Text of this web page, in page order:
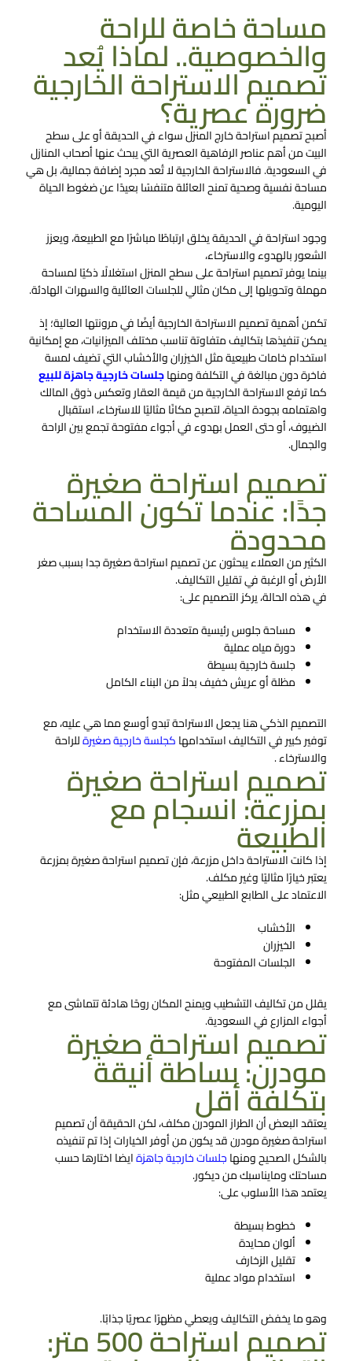
مساحة خاصة للراحة
والخصوصية.. لماذا يُعد
تصميم الاستراحة الخارجية
ضرورة عصرية؟
أصبح تصميم استراحة خارج المنزل سواء في الحديقة أو على سطح
البيت من أهم عناصر الرفاهية العصرية التي يبحث عنها أصحاب المنازل
في السعودية. فالاستراحة الخارجية لا تُعد مجرد إضافة جمالية، بل هي
مساحة نفسية وصحية تمنح العائلة متنفسًا بعيدًا عن ضغوط الحياة
اليومية.
وجود استراحة في الحديقة يخلق ارتباطًا مباشرًا مع الطبيعة، ويعزز
الشعور بالهدوء والاسترخاء،
بينما يوفر تصميم استراحة على سطح المنزل استغلالًا ذكيًا لمساحة
مهملة وتحويلها إلى مكان مثالي للجلسات العائلية والسهرات الهادئة.
تكمن أهمية تصميم الاستراحة الخارجية أيضًا في مرونتها العالية؛ إذ
يمكن تنفيذها بتكاليف متفاوتة تناسب مختلف الميزانيات، مع إمكانية
استخدام خامات طبيعية مثل الخيزران والأخشاب التي تضيف لمسة
فاخرة دون مبالغة في التكلفة ومنهاجلسات خارجية جاهزة للبيع
كما ترفع الاستراحة الخارجية من قيمة العقار وتعكس ذوق المالك
واهتمامه بجودة الحياة، لتصبح مكانًا مثاليًا للاسترخاء، استقبال
الضيوف، أو حتى العمل بهدوء في أجواء مفتوحة تجمع بين الراحة
والجمال.
تصميم استراحة صغيرة
جدًا: عندما تكون المساحة
محدودة
الكثير من العملاء يبحثون عن تصميم استراحة صغيرة جدا بسبب صغر
الأرض أو الرغبة في تقليل التكاليف.
في هذه الحالة، يركز التصميم على:
مساحة جلوس رئيسية متعددة الاستخدام
دورة مياه عملية
جلسة خارجية بسيطة
مظلة أو عريش خفيف بدلاً من البناء الكامل
التصميم الذكي هنا يجعل الاستراحة تبدو أوسع مما هي عليه، مع
توفير كبير في التكاليف استخدامهاكجلسة خارجية صغيرةللراحة
والاسترخاء .
تصميم استراحة صغيرة
بمزرعة: انسجام مع
الطبيعة
إذا كانت الاستراحة داخل مزرعة، فإن تصميم استراحة صغيرة بمزرعة
يعتبر خيارًا مثاليًا وغير مكلف.
الاعتماد على الطابع الطبيعي مثل:
الأخشاب
الخيزران
الجلسات المفتوحة
يقلل من تكاليف التشطيب ويمنح المكان روحًا هادئة تتماشى مع
أجواء المزارع في السعودية.
تصميم استراحة صغيرة
مودرن: بساطة أنيقة
بتكلفة أقل
يعتقد البعض أن الطراز المودرن مكلف، لكن الحقيقة أن تصميم
استراحة صغيرة مودرن قد يكون من أوفر الخيارات إذا تم تنفيذه
بالشكل الصحيح ومنهاجلسات خارجية جاهزةايضا اختارها حسب
مساحتك ومايناسبك من ديكور.
يعتمد هذا الأسلوب على:
خطوط بسيطة
ألوان محايدة
تقليل الزخارف
استخدام مواد عملية
وهو ما يخفض التكاليف ويعطي مظهرًا عصريًا جذابًا.
تصميم استراحة 500 متر: